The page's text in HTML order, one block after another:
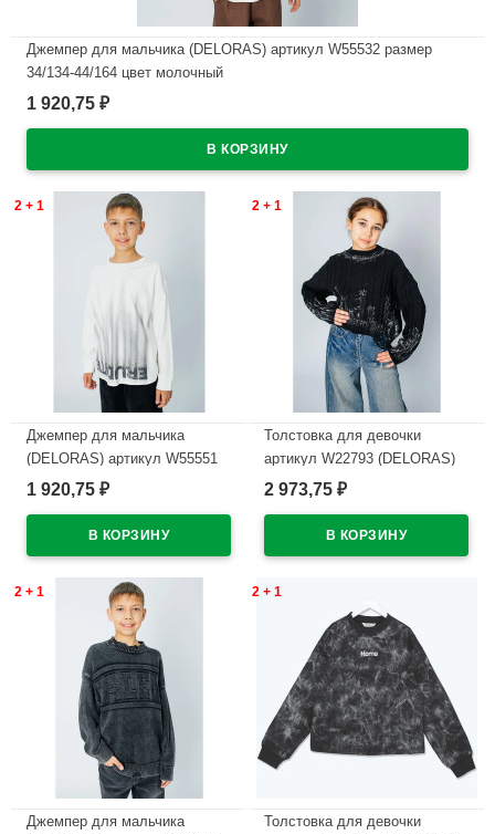
Джемпер для мальчика (DELORAS) артикул W55532 размер
34/134-44/164 цвет молочный
В наличии
1 920,75 ₽
2 + 1
Джемпер для мальчика
(DELORAS) артикул W55551
размер 34/134-44/164 цвет
1 920,75 ₽
2 + 1
Толстовка для девочки
артикул W22793 (DELORAS)
размер цвет черный
2 973,75 ₽
2 + 1
Джемпер для мальчика
2 + 1
Толстовка для девочки